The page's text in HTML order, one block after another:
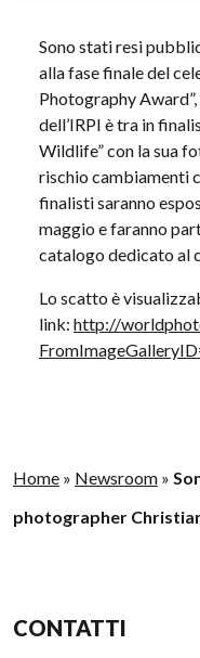
Sono stati resi
alla fase finale del
Photography
dell’IRPI è tra in
Wildlife” con la sua
rischio cambiamenti
finalisti saranno
maggio e faranno
catalogo dedicato al
Lo scatto è
link: http://
Home » Newsroom »
photographer
CONTATTI